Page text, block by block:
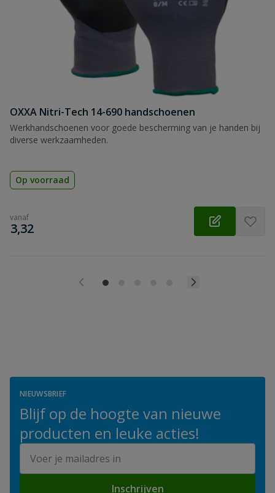
OXXA Nitri-Tech 14-690 handschoenen
Werkhandschoenen voor goede bescherming van je handen bij
diverse werkzaamheden.
Op voorraad
vanaf
€
3,32
NIEUWSBRIEF
Blijf op de hoogte van nieuwe
producten en leuke acties!
Inschrijven